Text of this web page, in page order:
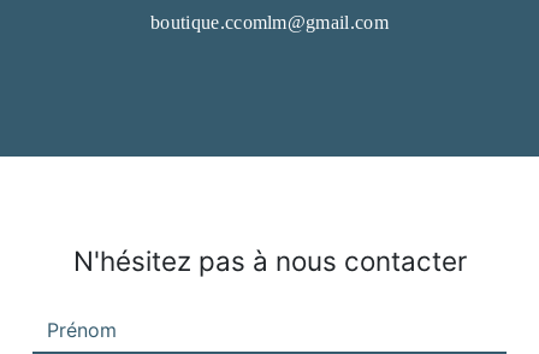
boutique.ccomlm@gmail.com
N'hésitez pas à nous contacter